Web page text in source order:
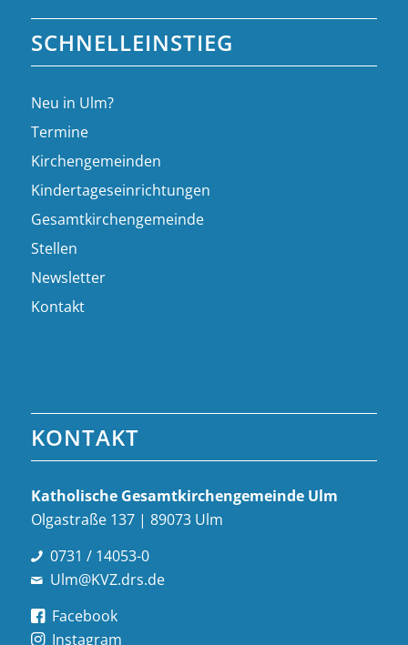
SCHNELLEINSTIEG
Neu in Ulm?
Termine
Kirchengemeinden
Kindertageseinrichtungen
Gesamtkirchengemeinde
Stellen
Newsletter
Kontakt
KONTAKT
Katholische Gesamt­kirchen­gemeinde Ulm
Olgastraße 137 | 89073 Ulm
0731 / 14053-0
Ulm@KVZ.drs.de
Facebook
Instagram